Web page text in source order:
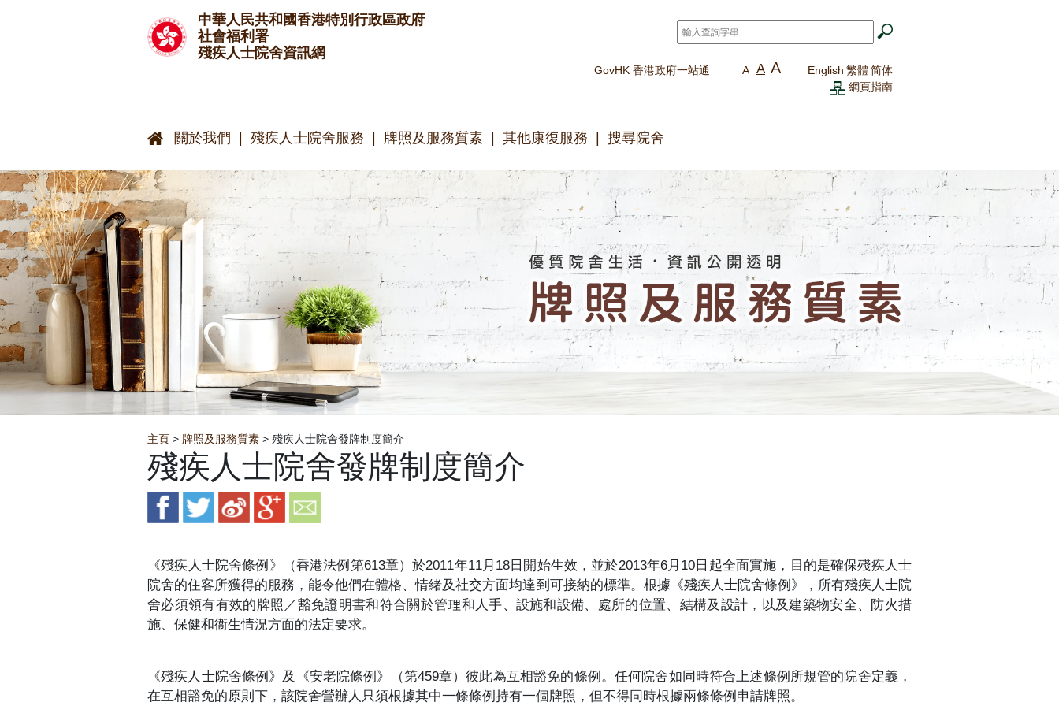
中華人民共和國香港特別行政區政府
社會福利署
殘疾人士院舍資訊網
搜尋*
GovHK 香港政府一站通 A A A English 繁體 简体
網頁指南
關於我們 殘疾人士院舍服務 牌照及服務質素 其他康復服務 搜尋院舍
Breadcrumb
主頁 > 牌照及服務質素 > 殘疾人士院舍發牌制度簡介
殘疾人士院舍發牌制度簡介
《殘疾人士院舍條例》（香港法例第613章）於2011年11月18日開始生效，並於2013年6月10日起全面實施，目的是確保殘疾人士
院舍的住客所獲得的服務，能令他們在體格、情緒及社交方面均達到可接納的標準。根據《殘疾人士院舍條例》，所有殘疾人士院
舍必須領有有效的牌照／豁免證明書和符合關於管理和人手、設施和設備、處所的位置、結構及設計，以及建築物安全、防火措
施、保健和衞生情況方面的法定要求。
《殘疾人士院舍條例》及《安老院條例》（第459章）彼此為互相豁免的條例。任何院舍如同時符合上述條例所規管的院舍定義，
在互相豁免的原則下，該院舍營辦人只須根據其中一條條例持有一個牌照，但不得同時根據兩條條例申請牌照。